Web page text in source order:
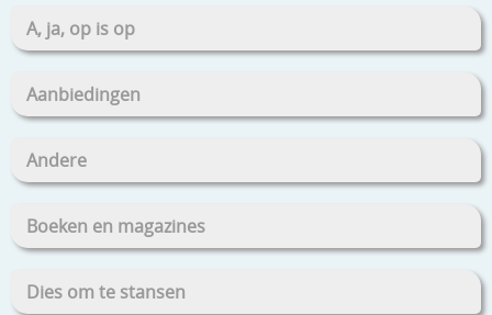
A, ja, op is op
Aanbiedingen
Andere
Boeken en magazines
Dies om te stansen